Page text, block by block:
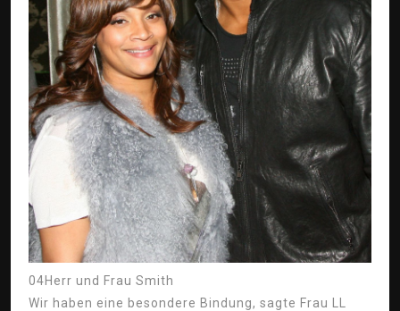
04Herr und Frau Smith
Wir haben eine besondere Bindung, sagte Frau LL